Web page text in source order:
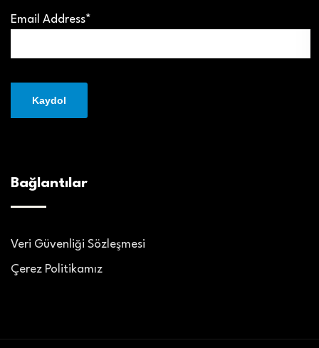
Email Address*
Bağlantılar
Veri Güvenliği Sözleşmesi
Çerez Politikamız